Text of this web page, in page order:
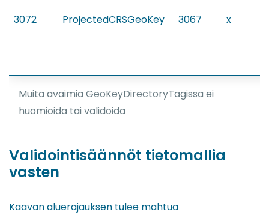
3072 ProjectedCRSGeoKey 3067 x
Muita avaimia GeoKeyDirectoryTagissa ei
huomioida tai validoida
Validointisäännöt tietomallia
vasten
Kaavan aluerajauksen tulee mahtua